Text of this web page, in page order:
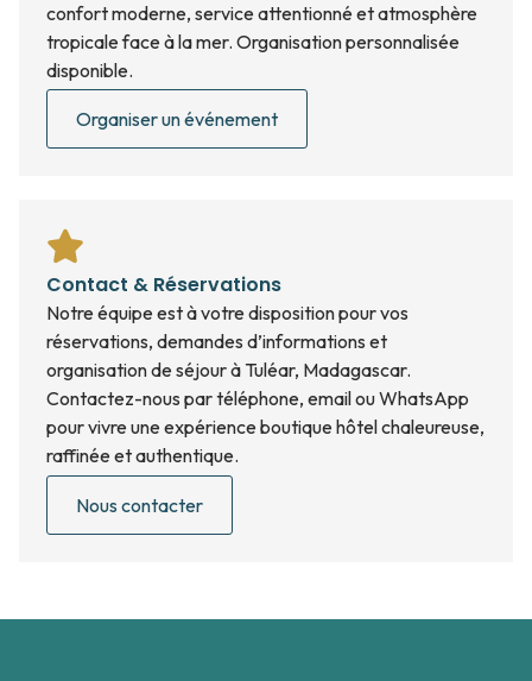
confort moderne, service attentionné et atmosphère
tropicale face à la mer. Organisation personnalisée
disponible.
Organiser un événement
Contact & Réservations
Notre équipe est à votre disposition pour vos
réservations, demandes d’informations et
organisation de séjour à Tuléar, Madagascar.
Contactez-nous par téléphone, email ou WhatsApp
pour vivre une expérience boutique hôtel chaleureuse,
raffinée et authentique.
Nous contacter